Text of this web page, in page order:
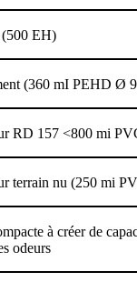
(500 EH)
(360 mI PEHD Ø
RD 157 <800 mi
terrain nu (250 mi
à créer de
odeurs